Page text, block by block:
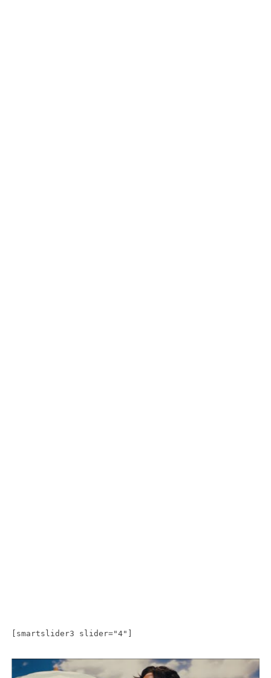
[smartslider3 slider="4"]